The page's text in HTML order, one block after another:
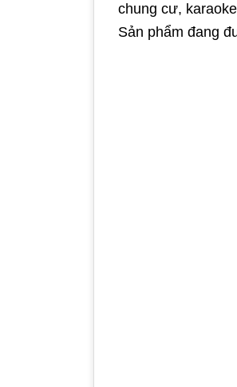
chung cư,
Sản phẩm đang